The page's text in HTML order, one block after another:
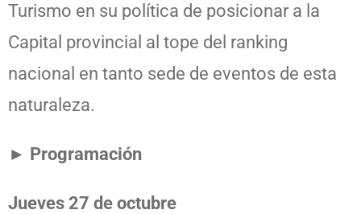
Turismo en su política de posicionar a la
Capital provincial al tope del ranking
nacional en tanto sede de eventos de esta
naturaleza.
► Programación
Jueves 27 de octubre